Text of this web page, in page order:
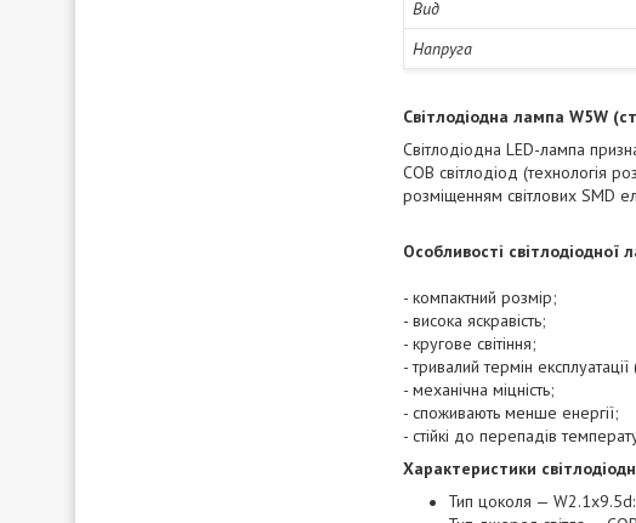
Вид
Напруга
Світлодіодна лампа W5W
Світлодіодна LED-лампа
COB світлодіод (технологія
розміщенням світлових SMD
Особливості світлодіодної
- компактний розмір;
- висока яскравість;
- кругове світіння;
- тривалий термін
- механічна міцність;
- споживають менше енергії;
- стійкі до перепадів
Характеристики
Тип цоколя —